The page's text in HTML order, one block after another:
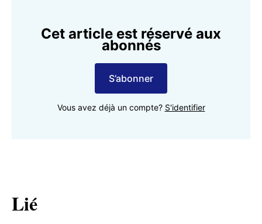
Cet article est réservé aux
abonnés
S’abonner
Vous avez déjà un compte? S'identifier
Lié